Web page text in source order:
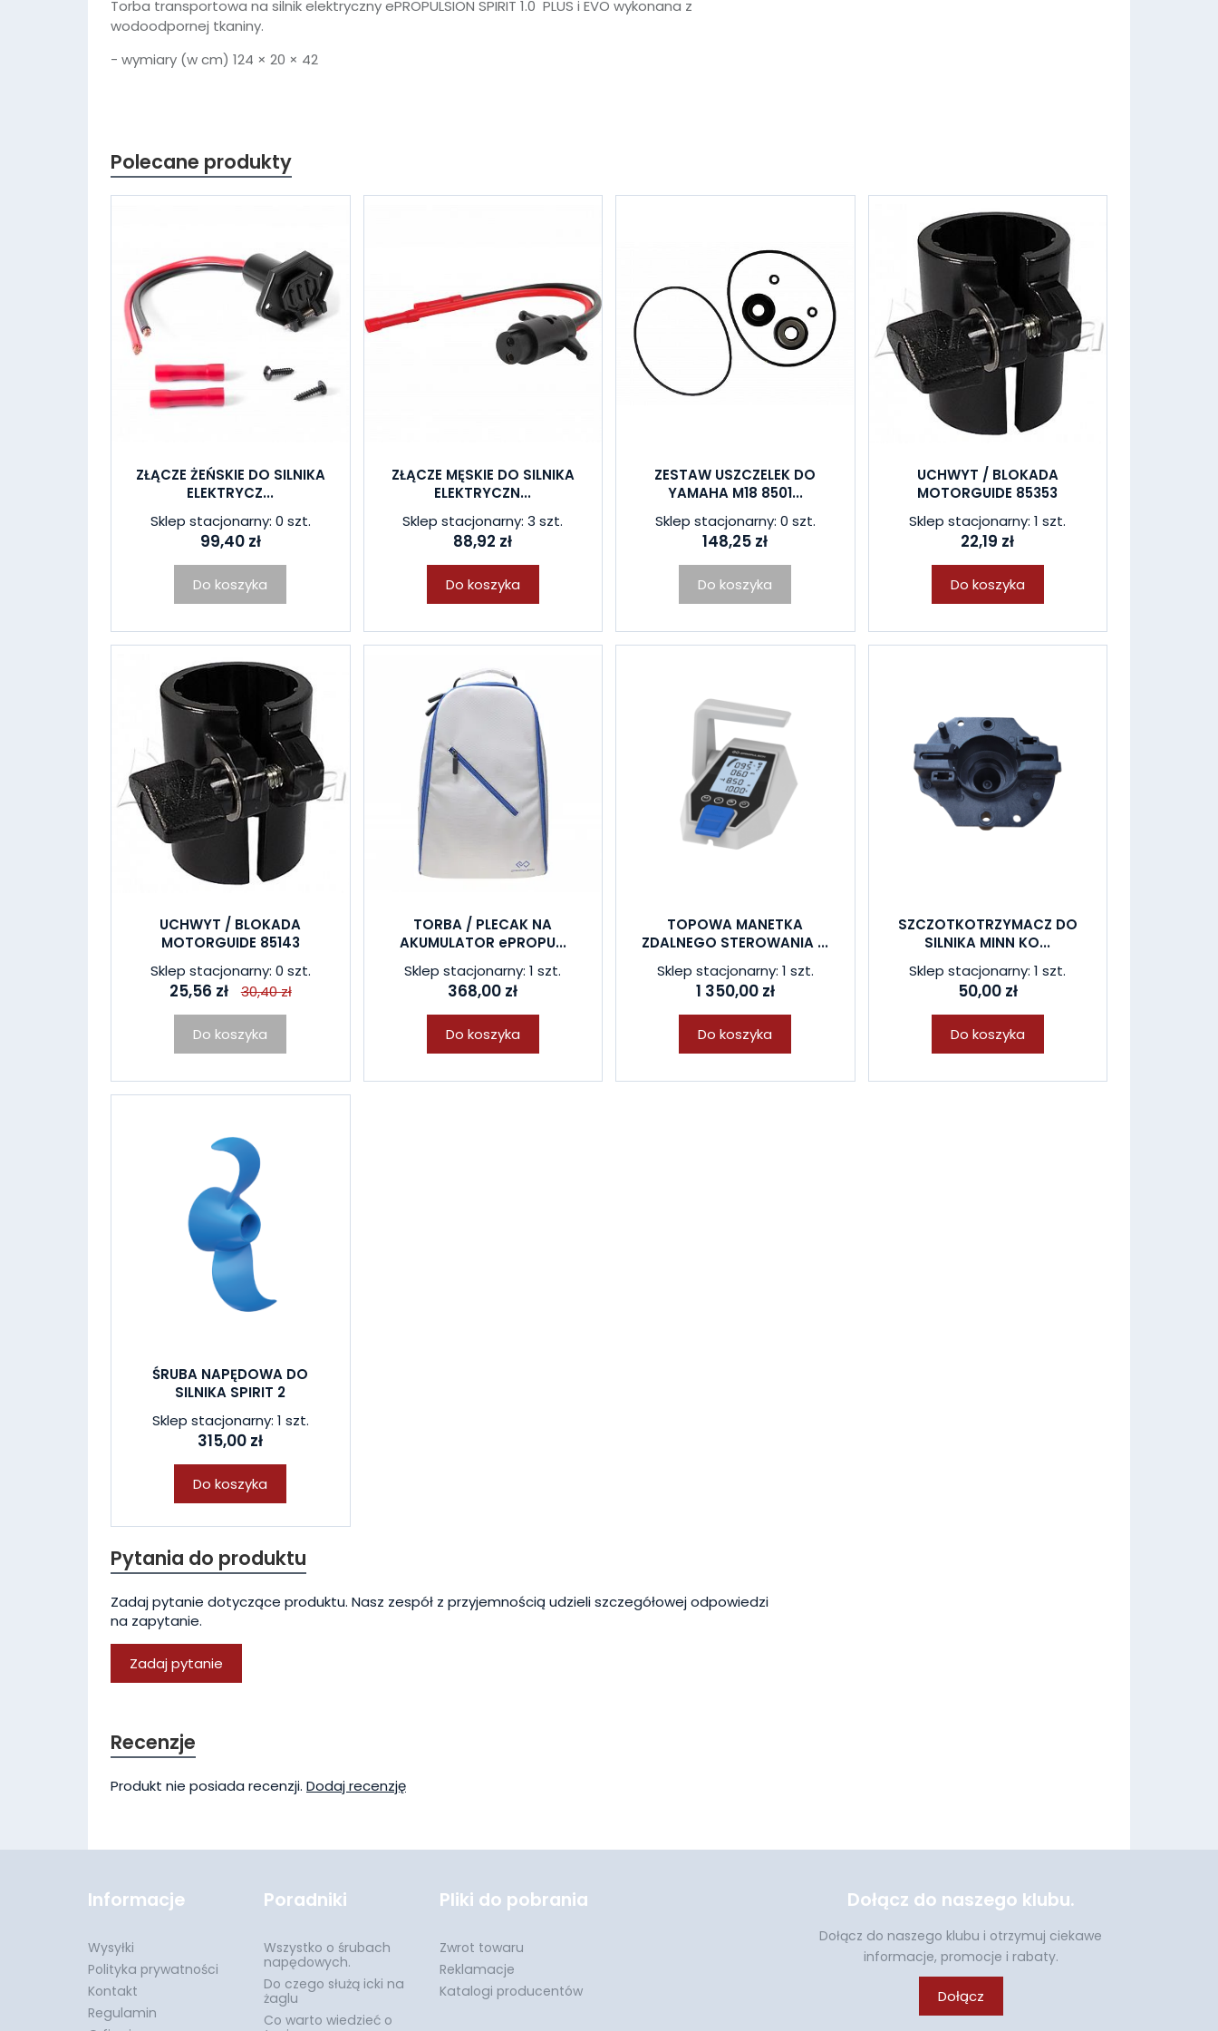
Torba transportowa na silnik elektryczny ePROPULSION SPIRIT 1.0 PLUS i EVO wykonana z
wodoodpornej tkaniny.
- wymiary (w cm) 124 × 20 × 42
Polecane produkty
ZŁĄCZE ŻEŃSKIE DO SILNIKA
ELEKTRYCZ...
Sklep stacjonarny: 0 szt.
99,40 zł
Do koszyka
ZŁĄCZE MĘSKIE DO SILNIKA
ELEKTRYCZN...
Sklep stacjonarny: 3 szt.
88,92 zł
Do koszyka
ZESTAW USZCZELEK DO
YAMAHA M18 8501...
Sklep stacjonarny: 0 szt.
148,25 zł
Do koszyka
UCHWYT / BLOKADA
MOTORGUIDE 85353
Sklep stacjonarny: 1 szt.
22,19 zł
Do koszyka
UCHWYT / BLOKADA
MOTORGUIDE 85143
Sklep stacjonarny: 0 szt.
25,56 zł 30,40 zł
Do koszyka
TORBA / PLECAK NA
AKUMULATOR ePROPU...
Sklep stacjonarny: 1 szt.
368,00 zł
Do koszyka
TOPOWA MANETKA
ZDALNEGO STEROWANIA ...
Sklep stacjonarny: 1 szt.
1 350,00 zł
Do koszyka
SZCZOTKOTRZYMACZ DO
SILNIKA MINN KO...
Sklep stacjonarny: 1 szt.
50,00 zł
Do koszyka
ŚRUBA NAPĘDOWA DO
SILNIKA SPIRIT 2
Sklep stacjonarny: 1 szt.
315,00 zł
Do koszyka
Pytania do produktu
Zadaj pytanie dotyczące produktu. Nasz zespół z przyjemnością udzieli szczegółowej odpowiedzi
na zapytanie.
Zadaj pytanie
Recenzje
Produkt nie posiada recenzji. Dodaj recenzję
Informacje
Wysyłki
Polityka prywatności
Kontakt
Regulamin
Poradniki
Wszystko o śrubach
napędowych.
Do czego służą icki na
żaglu
Co warto wiedzieć o
Pliki do pobrania
Zwrot towaru
Reklamacje
Katalogi producentów
Dołącz do naszego klubu.
Dołącz do naszego klubu i otrzymuj ciekawe
informacje, promocje i rabaty.
Dołącz